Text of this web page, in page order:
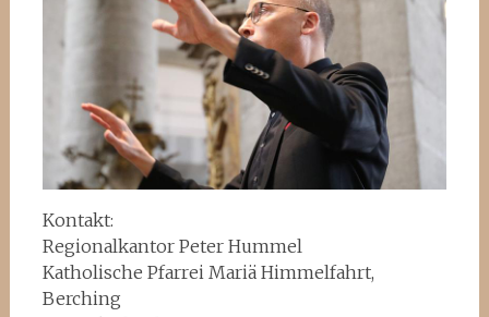
Kontakt:
Regionalkantor Peter Hummel
Katholische Pfarrei Mariä Himmelfahrt,
Berching